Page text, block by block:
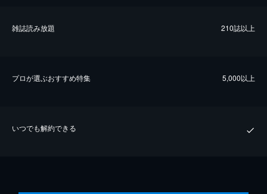
雑誌読み放題 210誌以上
プロが選ぶおすすめ特集 5,000以上
いつでも解約できる